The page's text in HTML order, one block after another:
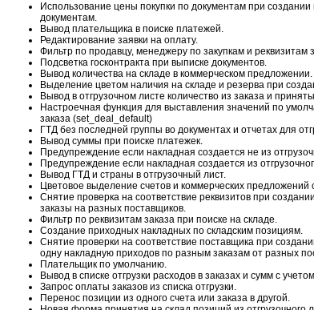
Использование цены покупки по документам при
документам.
Вывод плательщика в поиске платежей.
Редактирование заявки на оплату.
Фильтр по продавцу, менеджеру по закупкам и реквизитам
Подсветка госконтракта при выписке документов.
Вывод количества на складе в коммерческом предложении.
Выделение цветом наличия на складе и резерва при
Вывод в отгрузочном листе количество из заказа и
Настроечная функция для выставления значений по
заказа (set_deal_default)
ГТД без последней группы во документах и отчетах для
Вывод суммы при поиске платежек.
Предупреждение если накладная создается не из
Предупреждение если накладная создается из
Вывод ГТД и страны в отгрузочный лист.
Цветовое выделение счетов и коммерческих предложений
Снятие проверка на соответствие реквизитов при
заказы на разных поставщиков.
Фильтр по реквизитам заказа при поиске на складе.
Создание приходных накладных по складским позициям.
Снятие проверки на соответствие поставщика при
одну накладную приходов по разным заказам от разных
Плательщик по умолчанию.
Вывод в списке отгрузки расходов в заказах и сумм с
Запрос оплаты заказов из списка отгрузки.
Перенос позиции из одного счета или заказа в другой.